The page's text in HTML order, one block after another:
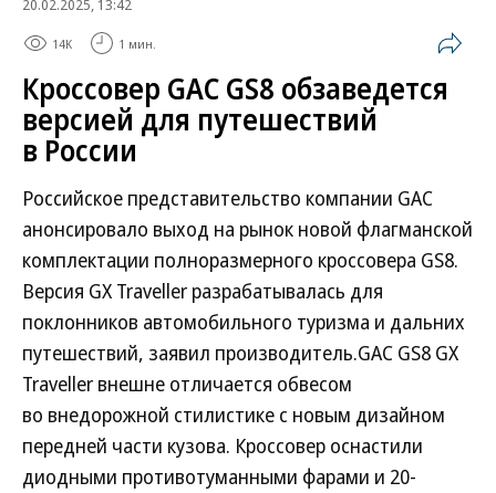
20.02.2025, 13:42
14K 1 мин.
Кроссовер GAC GS8 обзаведется
версией для путешествий
в России
Российское представительство компании GAC
анонсировало выход на рынок новой флагманской
комплектации полноразмерного кроссовера GS8.
Версия GX Traveller разрабатывалась для
поклонников автомобильного туризма и дальних
путешествий, заявил производитель.GAC GS8 GX
Traveller внешне отличается обвесом
во внедорожной стилистике с новым дизайном
передней части кузова. Кроссовер оснастили
диодными противотуманными фарами и 20-